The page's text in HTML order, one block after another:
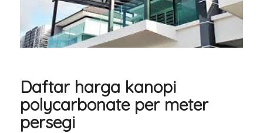
Daftar harga kanopi
polycarbonate per meter
persegi